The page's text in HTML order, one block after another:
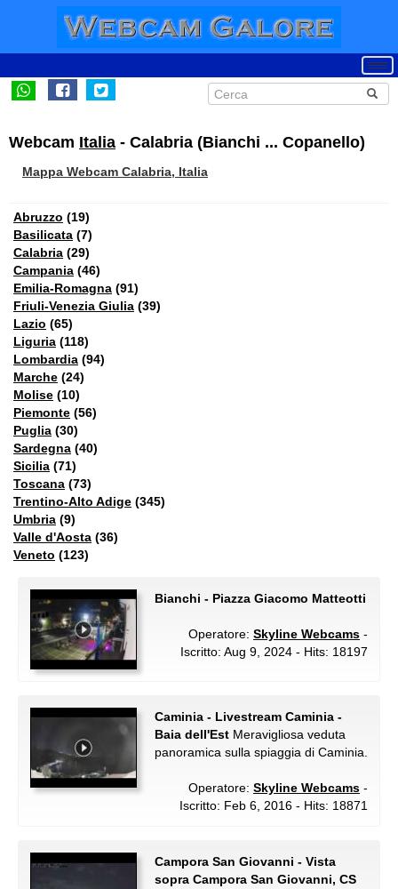
Webcam Italia - Calabria (Bianchi ... Copanello)
Mappa Webcam Calabria, Italia
Abruzzo (19)
Basilicata (7)
Calabria (29)
Campania (46)
Emilia-Romagna (91)
Friuli-Venezia Giulia (39)
Lazio (65)
Liguria (118)
Lombardia (94)
Marche (24)
Molise (10)
Piemonte (56)
Puglia (30)
Sardegna (40)
Sicilia (71)
Toscana (73)
Trentino-Alto Adige (345)
Umbria (9)
Valle d'Aosta (36)
Veneto (123)
Bianchi - Piazza Giacomo Matteotti
Operatore: Skyline Webcams -
Iscritto: Aug 9, 2024 - Hits: 18197
Caminia - Livestream Caminia -
Baia dell'Est Meravigliosa veduta
panoramica sulla spiaggia di Caminia.
Operatore: Skyline Webcams -
Iscritto: Feb 6, 2016 - Hits: 18871
Campora San Giovanni - Vista
sopra Campora San Giovanni, CS